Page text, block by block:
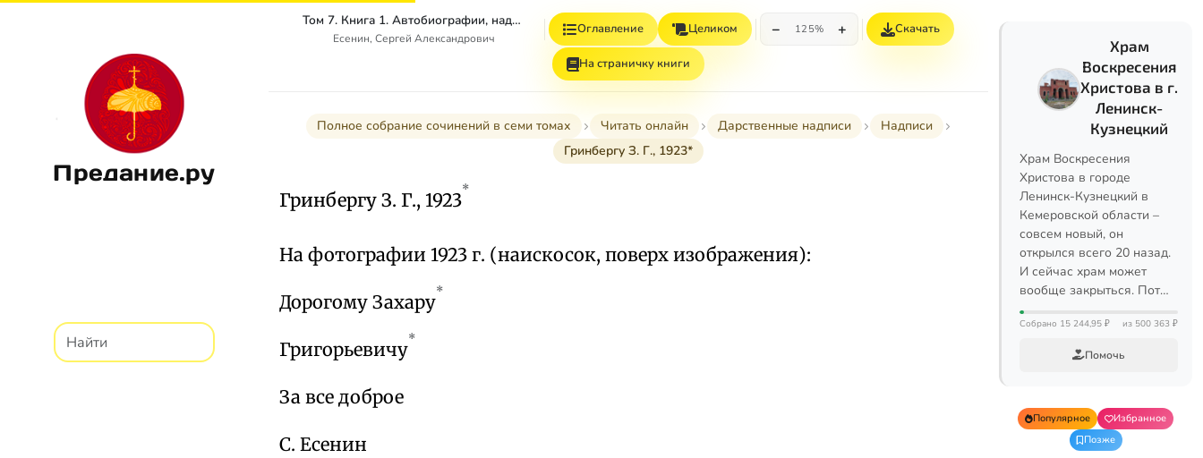
Предание.ру
Том 7. Книга 1. Автобиографии, надписи и др
Есенин, Сергей Александрович
Оглавление Целиком − 125% + Скачать
На страничку книги
Полное собрание сочинений в семи томах Читать онлайн Дарственные надписи
Надписи
Гринбергу З. Г., 1923*
Гринбергу З. Г., 1923*
На фотографии 1923 г. (наискосок, поверх изображения):
Дорогому Захару*
Григорьевичу*
За все доброе
С. Есенин
Храм
Воскресения
Христова в г.
Ленинск-
Кузнецкий
Храм Воскресения
Христова в городе
Ленинск-Кузнецкий в
Кемеровской области –
совсем новый, он
открылся всего 20 назад.
И сейчас храм может
вообще закрыться. Пот…
Собрано 15 244,95 ₽ из 500 363 ₽
Помочь
Популярное
Избранное
Позже